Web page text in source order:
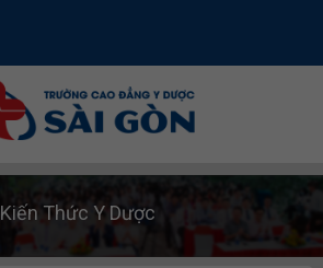
Kiến Thức Y Dược